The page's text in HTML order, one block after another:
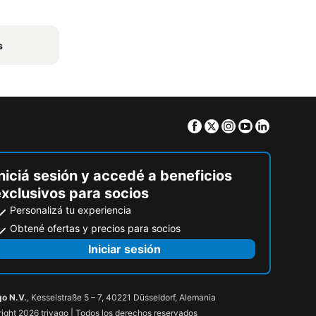
Facebook
TwitterInstagram
Youtube
sesión y accedé a beneficios
para socios
Personalizá tu experiencia
Obtené ofertas y precios para socios
Iniciar sesión
N.V., Kesselstraße 5 – 7, 40221 Düsseldorf, Alemania
2026 trivago | Todos los derechos reservados